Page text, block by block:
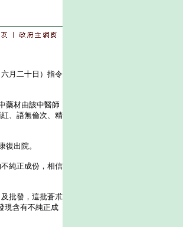
月二十日）指令
藥材由該中醫師
、語無倫次、精
出院。
純正成份，相信
批發，這批蒼朮
現含有不純正成